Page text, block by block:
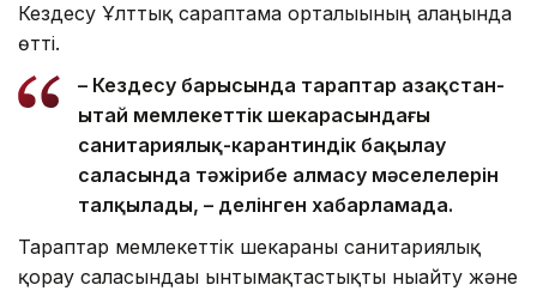
Кездесу Ұлттық сараптама орталығының алаңында
өтті.
– Кездесу барысында тараптар Қазақстан-
Қытай мемлекеттік шекарасындағы
санитариялық-карантиндік бақылау
саласында тәжірибе алмасу мәселелерін
талқылады, – делінген хабарламада.
Тараптар мемлекеттік шекараны санитариялық
қорғау саласындағы ынтымақтастықты нығайту және